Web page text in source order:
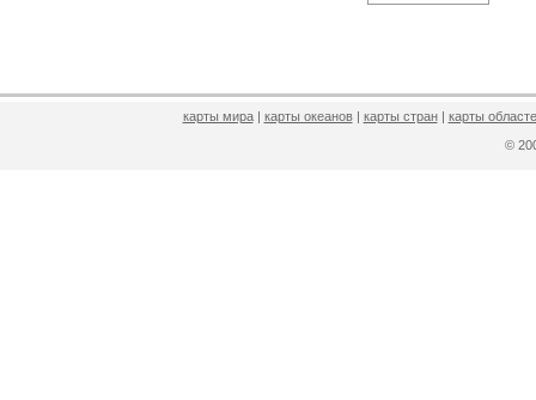
карты мира| карты океанов| карты стран| карты
©